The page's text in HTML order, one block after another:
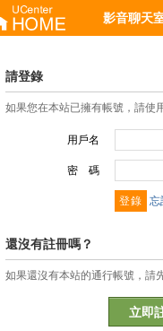
影音聊天
請登錄
如果您在本站已擁有帳號，請使
用戶名
密 碼
忘
還沒有註冊嗎？
如果還沒有本站的通行帳號，請
立即